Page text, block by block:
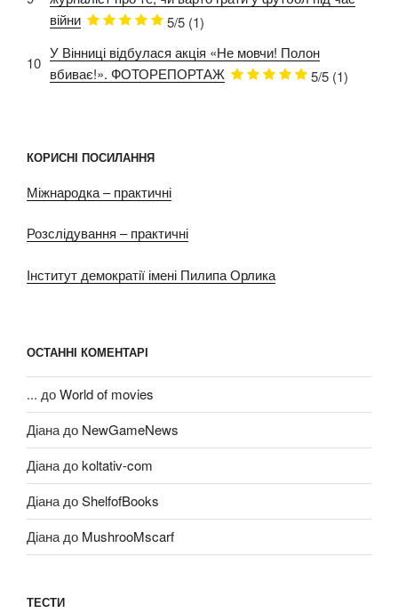
війни
5/5 (1)
10
У Вінниці відбулася акція «Не мовчи! Полон
вбиває!». ФОТОРЕПОРТАЖ
5/5 (1)
КОРИСНІ ПОСИЛАННЯ
Міжнародка – практичні
Розслідування – практичні
Інститут демократії імені Пилипа Орлика
ОСТАННІ КОМЕНТАРІ
... доWorld of movies
Діанадо NewGameNews
Діанадоkoltativ-com
ДіанадоShelfofBooks
Діанадо MushrooMscarf
ТЕСТИ